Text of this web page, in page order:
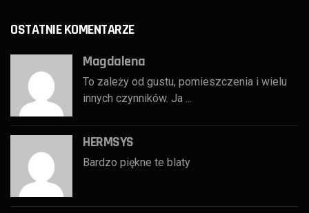
OSTATNIE KOMENTARZE
Magdalena
To zależy od gustu, pomieszczenia i wielu
innych czynników. Ja ...
HERMSYS
Bardzo piękne te blaty